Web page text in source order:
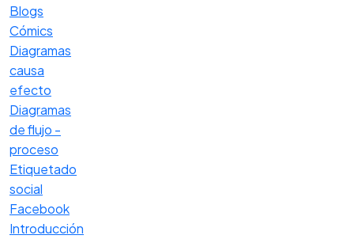
Blogs
Cómics
Diagramas
causa
efecto
Diagramas
de flujo -
proceso
Etiquetado
social
Facebook
Introducción